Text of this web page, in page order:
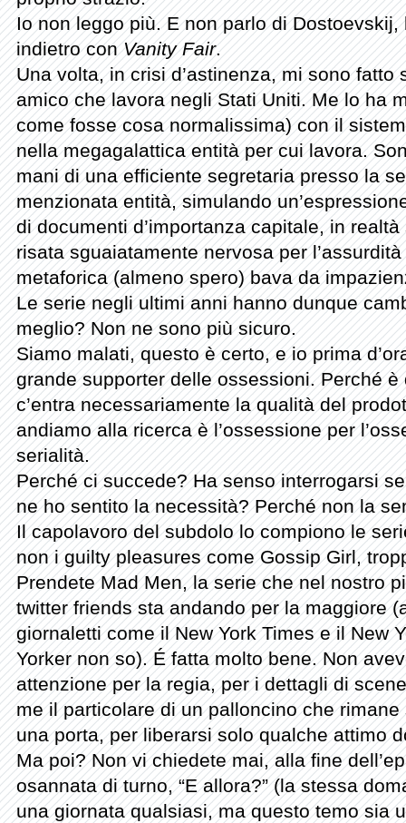
Io non leggo più. E non parlo di
indietro conVanity Fair.
Una volta, in crisi d’astinenza, mi sono fatto
amico che lavora negli Stati Uniti. Me lo ha
come fosse cosa normalissima) con il
nella megagalattica entità per cui lavora.
mani di una efficiente segretaria presso la
menzionata entità, simulando
di documenti d’importanza capitale, in
risata sguaiatamente nervosa per
metaforica (almeno spero) bava da
Le serie negli ultimi anni hanno dunque
meglio? Non ne sono più sicuro.
Siamo malati, questo è certo, e io prima
grande supporter delle ossessioni. Perché
c’entra necessariamente la qualità del
andiamo alla ricerca è l’ossessione per
serialità.
Perché ci succede? Ha senso interrogarsi
ne ho sentito la necessità? Perché non la
Il capolavoro del subdolo lo compiono le
non i guilty pleasures come Gossip Girl,
Prendete Mad Men, la serie che nel nostro
twitter friends sta andando per la maggiore
giornaletti come il New York Times e il New
Yorker non so). É fatta molto bene. Non
attenzione per la regia, per i dettagli di
me il particolare di un palloncino che
una porta, per liberarsi solo qualche attimo
Ma poi? Non vi chiedete mai, alla fine
osannata di turno, “E allora?” (la stessa
una giornata qualsiasi, ma questo temo sia